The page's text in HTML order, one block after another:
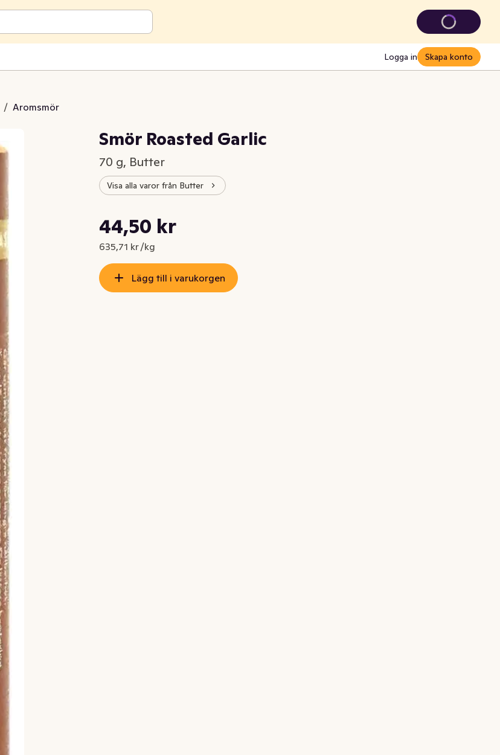
Logga in Skapa konto
/ Aromsmör
Smör Roasted Garlic
70 g, Butter
Visa alla varor från Butter
Nuvarande pris är: 44,50 kr
44,50 kr
635,71 kr /kg
Styckpris: 635,71 kr /kg
Lägg till i varukorgen